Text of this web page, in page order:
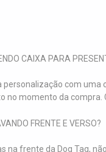
CAIXA PARA
com uma
no momento da
FRENTE E VERSO?
na frente da Dog Tag,